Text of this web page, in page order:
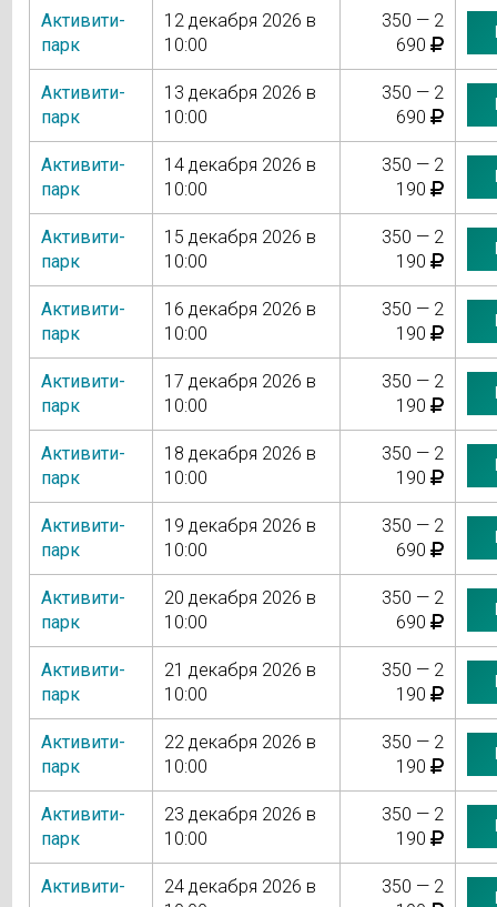
Активити-
парк
12 декабря 2026 в
10:00
350 — 2
690
Активити-
парк
13 декабря 2026 в
10:00
350 — 2
690
Активити-
парк
14 декабря 2026 в
10:00
350 — 2
190
Активити-
парк
15 декабря 2026 в
10:00
350 — 2
190
Активити-
парк
16 декабря 2026 в
10:00
350 — 2
190
Активити-
парк
17 декабря 2026 в
10:00
350 — 2
190
Активити-
парк
18 декабря 2026 в
10:00
350 — 2
190
Активити-
парк
19 декабря 2026 в
10:00
350 — 2
690
Активити-
парк
20 декабря 2026 в
10:00
350 — 2
690
Активити-
парк
21 декабря 2026 в
10:00
350 — 2
190
Активити-
парк
22 декабря 2026 в
10:00
350 — 2
190
Активити-
парк
23 декабря 2026 в
10:00
350 — 2
190
Активити-
24 декабря 2026 в
350 — 2